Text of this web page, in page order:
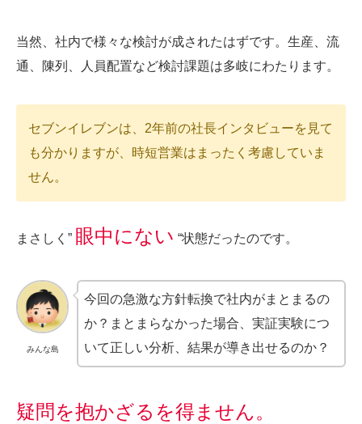
当然、社内で様々な検討が成されたはずです。生産、流
通、陳列、人員配置など検討課題は多岐にわたります。
セブンイレブンは、2年前の社長インタビューを見て
も分かりますが、時短営業はまったく考慮していま
せん。
まさしく” 眼中にない “状態だったのです。
みんな島
今回の急激な方針転換で社内がまとまるの
か？まとまらなかった場合、実証実験につ
いて正しい分析、結果が導き出せるのか？
疑問を抱かざるを得ません。